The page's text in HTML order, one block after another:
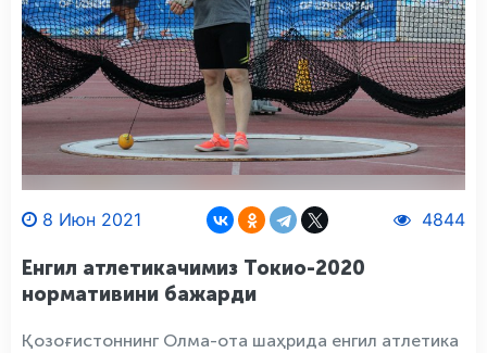
8 Июн 2021 4844
Енгил атлетикачимиз Токио-2020
нормативини бажарди
Қозоғистоннинг Олма-ота шаҳрида енгил атлетика